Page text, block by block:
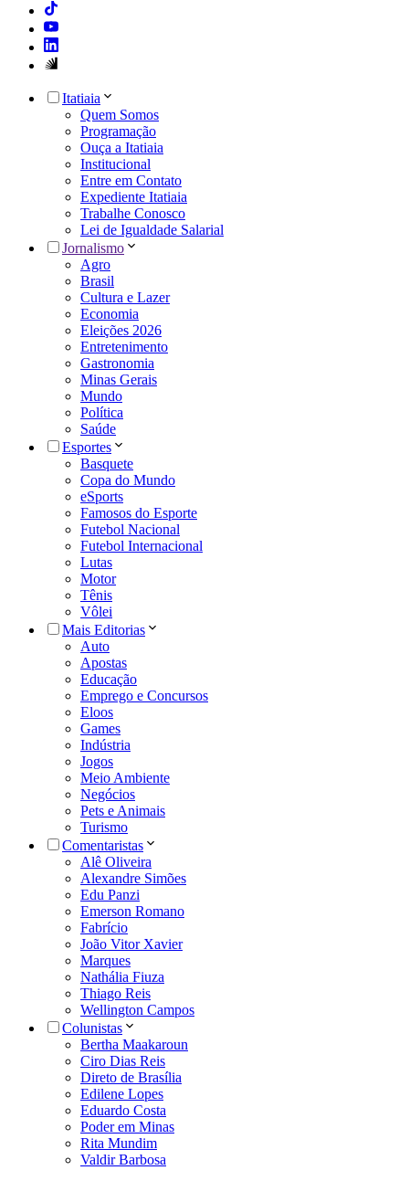
Itatiaia
Quem Somos
Programação
Ouça a Itatiaia
Institucional
Entre em Contato
Expediente Itatiaia
Trabalhe Conosco
Lei de Igualdade Salarial
Jornalismo
Agro
Brasil
Cultura e Lazer
Economia
Eleições 2026
Entretenimento
Gastronomia
Minas Gerais
Mundo
Política
Saúde
Esportes
Basquete
Copa do Mundo
eSports
Famosos do Esporte
Futebol Nacional
Futebol Internacional
Lutas
Motor
Tênis
Vôlei
Mais Editorias
Auto
Apostas
Educação
Emprego e Concursos
Eloos
Games
Indústria
Jogos
Meio Ambiente
Negócios
Pets e Animais
Turismo
Comentaristas
Alê Oliveira
Alexandre Simões
Edu Panzi
Emerson Romano
Fabrício
João Vitor Xavier
Marques
Nathália Fiuza
Thiago Reis
Wellington Campos
Colunistas
Bertha Maakaroun
Ciro Dias Reis
Direto de Brasília
Edilene Lopes
Eduardo Costa
Poder em Minas
Rita Mundim
Valdir Barbosa